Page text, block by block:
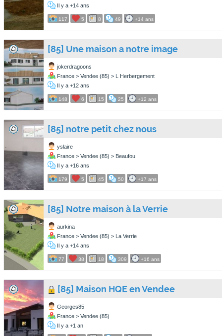
Il y a +14 ans
117 5 8 49 +14 ans
[85] Une maison a notre image
jokerdragoons
France > Vendee (85) > L Herbergement
Il y a +12 ans
148 6 15 25 +12 ans
[85] notre petit chez nous
yslaire
France > Vendee (85) > Beaufou
Il y a +16 ans
179 5 45 50 +17 ans
[85] Notre maison à la Verrie
aurkina
France > Vendee (85) > La Verrie
Il y a +14 ans
77 38 18 309 +16 ans
[85] Maison HQE en Vendee
Georges85
France > Vendee (85)
Il y a +1 an